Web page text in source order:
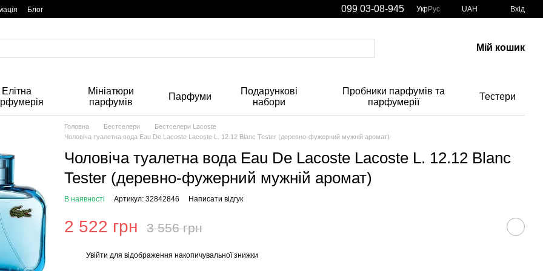
Блог 099 03-08-945 УкрРус UAH Вхід
Мій кошик
Елітна
Мініатюри
парфумів
Парфуми
Подарункові
набори
Пробники парфумів та
парфумерії
Тестери
Головна Бестселери
Бестселери Lacoste
Чоловіча туалетна вода Eau De Lacoste Lacoste L. 12.12 Blanc Tester (деревно-фужерний мужній аромат)
Чоловіча туалетна вода Eau De Lacoste Lacoste L. 12.12 Blanc
Tester (деревно-фужерний мужній аромат)
В наявності Артикул: 32842846 Написати відгук
2 522 грн 3 556 грн
Увійти для відображення накопичувальної знижки